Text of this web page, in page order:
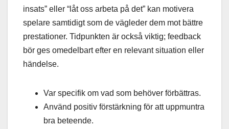
insats” eller “låt oss arbeta på det” kan motivera
spelare samtidigt som de vägleder dem mot bättre
prestationer. Tidpunkten är också viktig; feedback
bör ges omedelbart efter en relevant situation eller
händelse.
Var specifik om vad som behöver förbättras.
Använd positiv förstärkning för att uppmuntra
bra beteende.